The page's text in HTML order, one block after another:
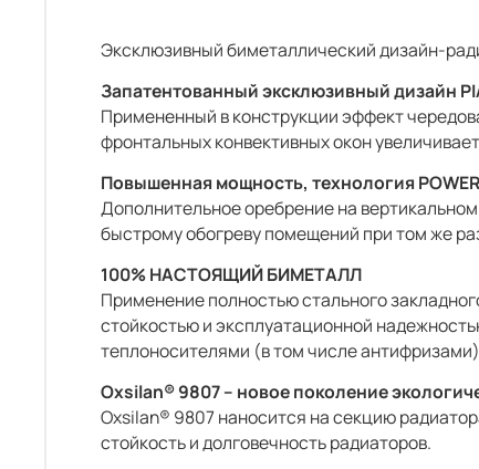
Эксклюзивный биметаллический дизайн-
Запатентованный эксклюзивный дизайн
Примененный в конструкции эффект
фронтальных конвективных окон
Повышенная мощность, технология
Дополнительное оребрение на
быстрому обогреву помещений при том же
100% НАСТОЯЩИЙ БИМЕТАЛЛ
Применение полностью стального
стойкостью и эксплуатационной
теплоносителями (в том числе
Oxsilan® 9807 – новое поколение
Oxsilan® 9807 наносится на секцию
стойкость и долговечность радиаторов.